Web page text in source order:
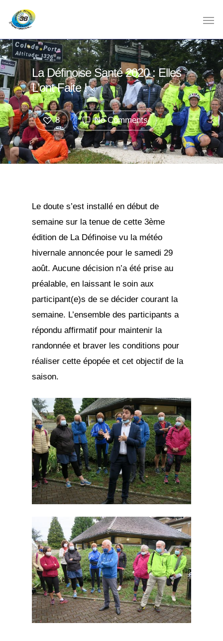
La Définoise Santé 2020 : Elles
L’ont Faite !
No Comments
8
Le doute s’est installé en début de
semaine sur la tenue de cette 3ème
édition de La Définoise vu la météo
hivernale annoncée pour le samedi 29
août. Aucune décision n’a été prise au
préalable, en laissant le soin aux
participant(e)s de se décider courant la
semaine. L’ensemble des participants a
répondu affirmatif pour maintenir la
randonnée et braver les conditions pour
réaliser cette épopée et cet objectif de la
saison.